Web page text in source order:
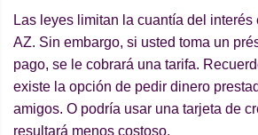
Las leyes limitan la cuantía del interés
AZ. Sin embargo, si usted toma un
pago, se le cobrará una tarifa.
existe la opción de pedir dinero
amigos. O podría usar una tarjeta de
resultará menos costoso.